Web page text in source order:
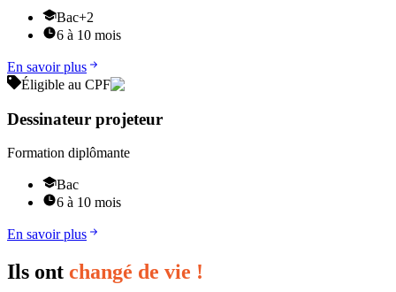
Bac+2
6 à 10 mois
En savoir plus
Éligible au CPF
Dessinateur projeteur
Formation diplômante
Bac
6 à 10 mois
En savoir plus
Ils ont changé de vie !